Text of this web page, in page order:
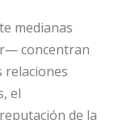
medianas
concentran
relaciones
el
de la